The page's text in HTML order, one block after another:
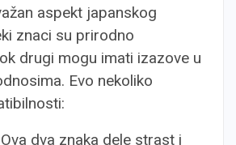
aspekt japanskog
znaci su prirodno
drugi mogu imati izazove u
Evo nekoliko
dva znaka dele strast i